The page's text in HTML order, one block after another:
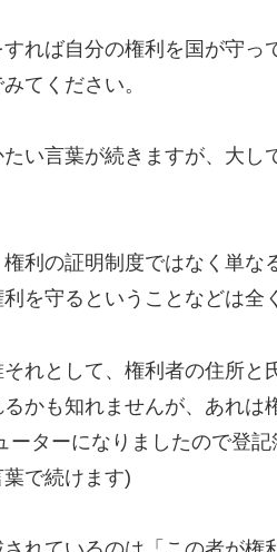
れば自分の権利を国が守っ
てください。
い言葉が続きますが、大し
利の証明制度ではなく単な
を守るということなどは全
れとして、権利者の住所と
かも知れませんが、あれは
ターになりましたので登記
で続けます)